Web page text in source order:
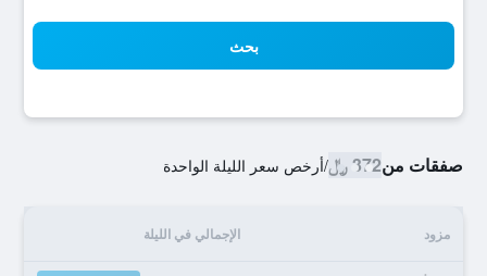
بحث
صفقات من372 ﷼ /أرخص سعر الليلة الواحدة
مزود الإجمالي في الليلة